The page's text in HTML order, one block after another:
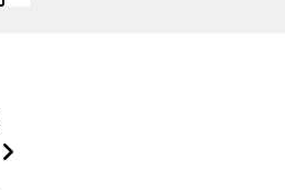
Next